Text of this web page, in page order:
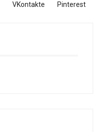
VKontakte
Pinterest